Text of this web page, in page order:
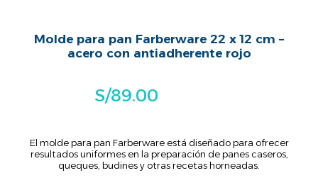
Molde para pan Farberware 22 x 12 cm –
acero con antiadherente rojo
S/89.00
El molde para pan Farberware está diseñado para ofrecer
resultados uniformes en la preparación de panes caseros,
queques, budines y otras recetas horneadas.